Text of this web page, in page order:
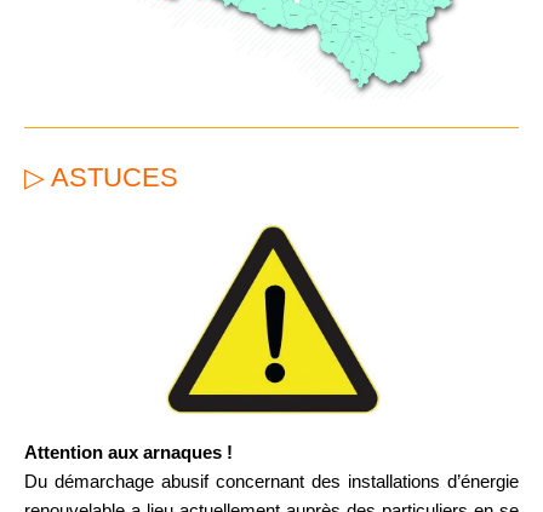
▷ ASTUCES
Attention aux arnaques !
Du démarchage abusif concernant des installations d’énergie